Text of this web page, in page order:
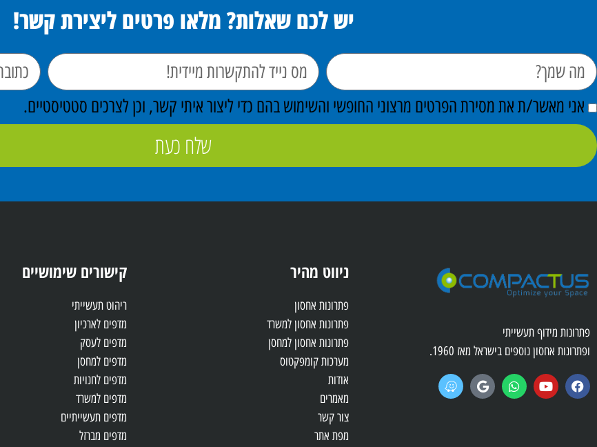
יש לכם שאלות? מלאו פרטים ליצירת קשר!
אני מאשר/ת את מסירת הפרטים מרצוני החופשי והשימוש בהם כדי ליצור איתי קשר, וכן לצרכים סטטיסטיים.
שלח כעת
פתרונות מידוף תעשייתי
ופתרונות אחסון נוספים בישראל מאז 1960.
ניווט מהיר
פתרונות אחסון
פתרונות אחסון למשרד
פתרונות אחסון למחסן
מערכות קומפקטוס
אודות
מאמרים
צור קשר
מפת אתר
קישורים שימושיים
ריהוט תעשייתי
מדפים לארכיון
מדפים לעסק
מדפים למחסן
מדפים לחנויות
מדפים למשרד
מדפים תעשייתיים
מדפים מברזל